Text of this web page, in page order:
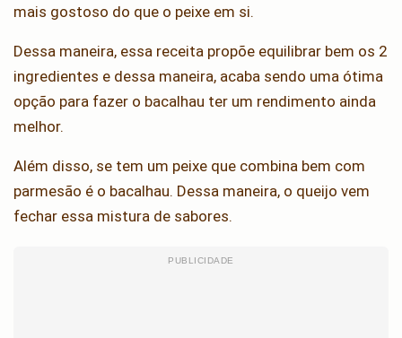
mais gostoso do que o peixe em si.
Dessa maneira, essa receita propõe equilibrar bem os 2
ingredientes e dessa maneira, acaba sendo uma ótima
opção para fazer o bacalhau ter um rendimento ainda
melhor.
Além disso, se tem um peixe que combina bem com
parmesão é o bacalhau. Dessa maneira, o queijo vem
fechar essa mistura de sabores.